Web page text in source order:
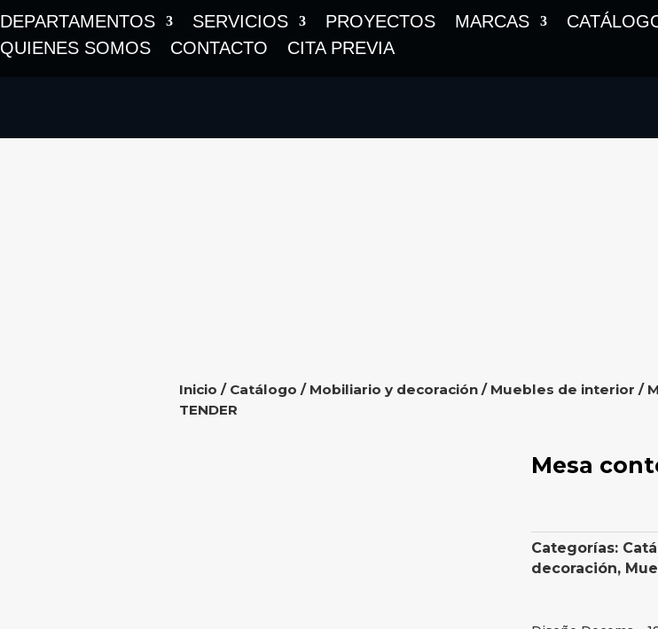
DEPARTAMENTOS SERVICIOS PROYECTOS MARCAS
QUIENES SOMOS
CONTACTO CITA PREVIA
Inicio / Catálogo / Mobiliario y decoración/ Muebles de interior /
TENDER
Mesa
Categorías:
decoración,